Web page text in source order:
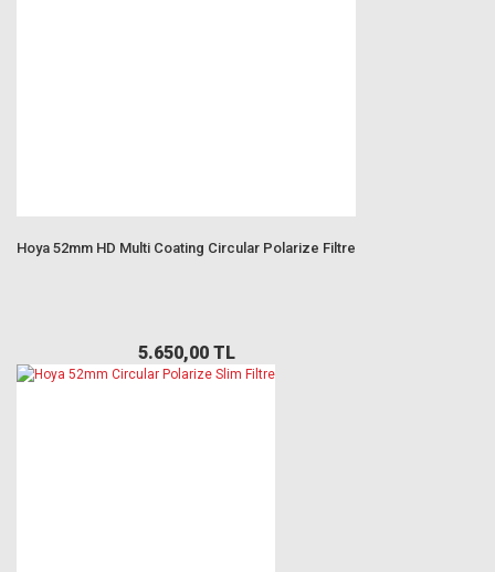
Hoya 52mm HD Multi Coating Circular Polarize Filtre
5.650,00 TL